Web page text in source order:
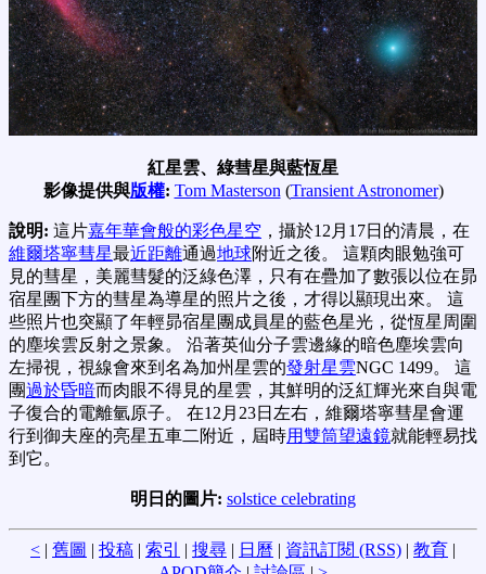
紅星雲、綠彗星與藍恆星
影像提供與版權: Tom Masterson (Transient Astronomer)
說明: 這片嘉年華會般的彩色星空 ，攝於12月17日的清晨，在
維爾塔寧彗星最近距離通過地球附近之後。 這顆肉眼勉強可
見的彗星，美麗彗髮的泛綠色澤，只有在疊加了數張以位在昴
宿星團下方的彗星為導星的照片之後，才得以顯現出來。 這
些照片也突顯了年輕昴宿星團成員星的藍色星光，從恆星周圍
的塵埃雲反射之景象。 沿著英仙分子雲邊緣的暗色塵埃雲向
左掃視，視線會來到名為加州星雲的發射星雲NGC 1499。 這
團過於昏暗而肉眼不得見的星雲，其鮮明的泛紅輝光來自與電
子復合的電離氫原子。 在12月23日左右，維爾塔寧彗星會運
行到御夫座的亮星五車二附近，屆時用雙筒望遠鏡就能輕易找
到它。
明日的圖片: solstice celebrating
< | 舊圖 | 投稿 | 索引 | 搜尋 | 日曆 | 資訊訂閱 (RSS) | 教育 |